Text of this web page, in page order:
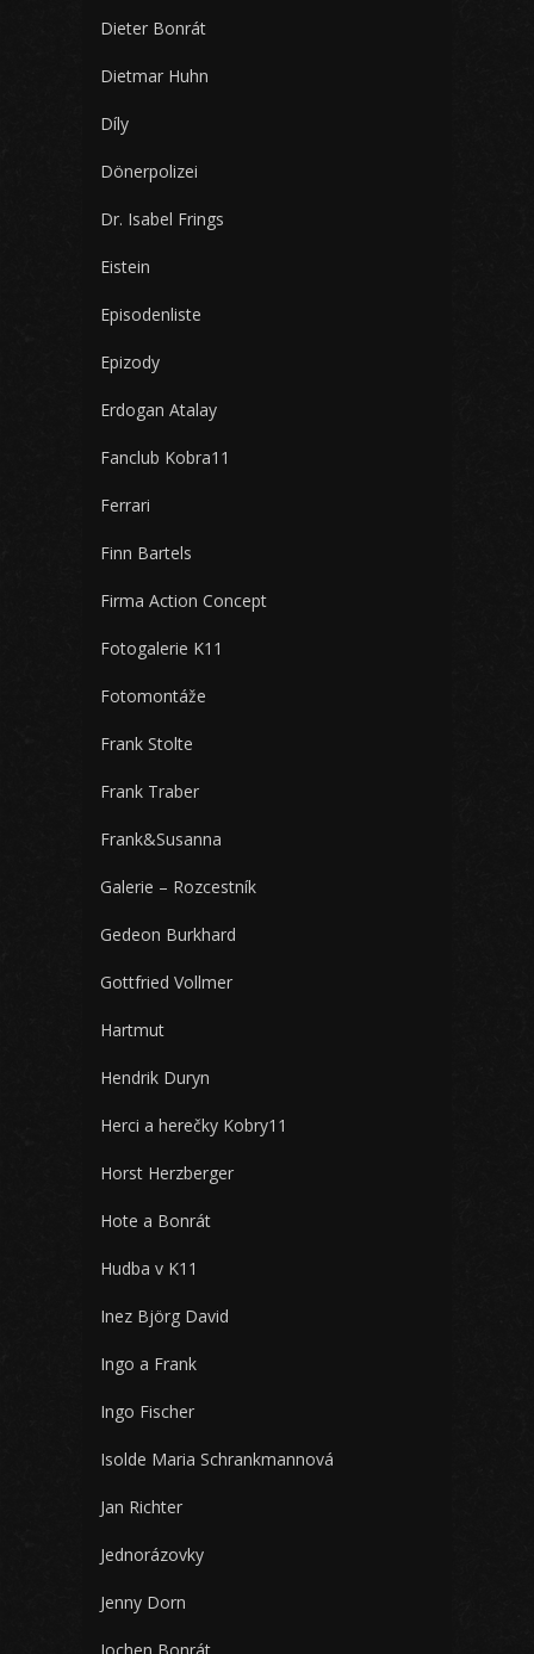
Dieter Bonrát
Dietmar Huhn
Díly
Dönerpolizei
Dr. Isabel Frings
Eistein
Episodenliste
Epizody
Erdogan Atalay
Fanclub Kobra11
Ferrari
Finn Bartels
Firma Action Concept
Fotogalerie K11
Fotomontáže
Frank Stolte
Frank Traber
Frank&Susanna
Galerie – Rozcestník
Gedeon Burkhard
Gottfried Vollmer
Hartmut
Hendrik Duryn
Herci a herečky Kobry11
Horst Herzberger
Hote a Bonrát
Hudba v K11
Inez Björg David
Ingo a Frank
Ingo Fischer
Isolde Maria Schrankmannová
Jan Richter
Jednorázovky
Jenny Dorn